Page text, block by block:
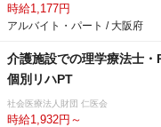
時給1,177円
アルバイト・パート / 大阪府
介護施設での理学療法士
個別リハPT
社会医療法人財団 仁医会
時給1,932円～